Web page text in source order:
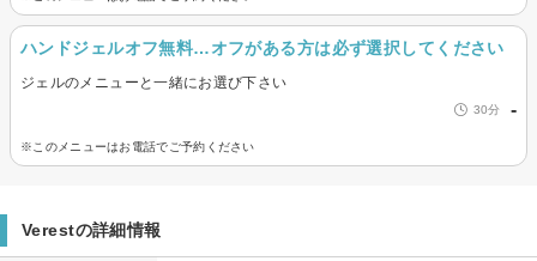
ハンドジェルオフ無料…オフがある方は必ず選択してください
ジェルのメニューと一緒にお選び下さい
30分 -
※このメニューはお電話でご予約ください
Verestの詳細情報